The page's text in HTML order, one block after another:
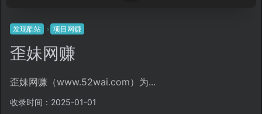
发现酷站 项目网赚
歪妹网赚
歪妹网赚（www.52wai.com）为...
收录时间：2025-01-01